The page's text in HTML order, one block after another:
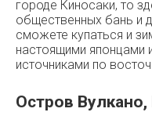
городе Киносаки, то
общественных бань и
сможете купаться и
настоящими японцами
источниками по
Остров Вулкано,